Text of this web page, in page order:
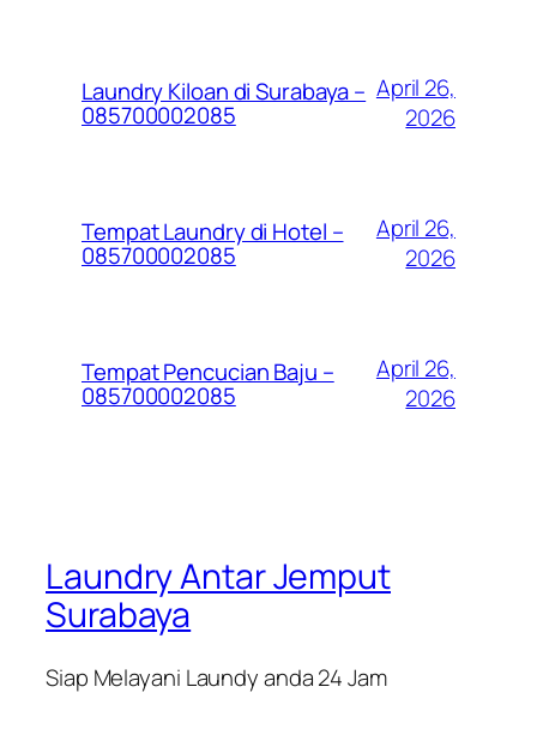
Laundry Kiloan di Surabaya –
085700002085
April 26,
2026
Tempat Laundry di Hotel –
085700002085
April 26,
2026
Tempat Pencucian Baju –
085700002085
April 26,
2026
Laundry Antar Jemput
Surabaya
Siap Melayani Laundy anda 24 Jam